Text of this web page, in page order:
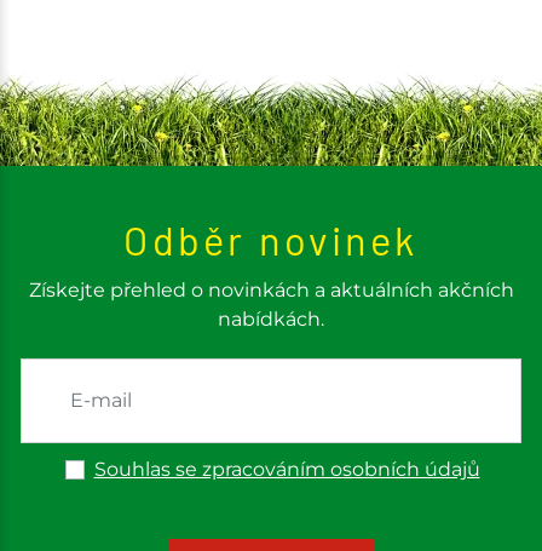
Odběr novinek
Získejte přehled o novinkách a aktuálních akčních
nabídkách.
Souhlas se zpracováním osobních údajů